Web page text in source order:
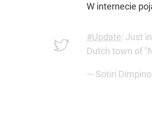
W internecie
#Update: Just
Dutch town of
— Sotiri